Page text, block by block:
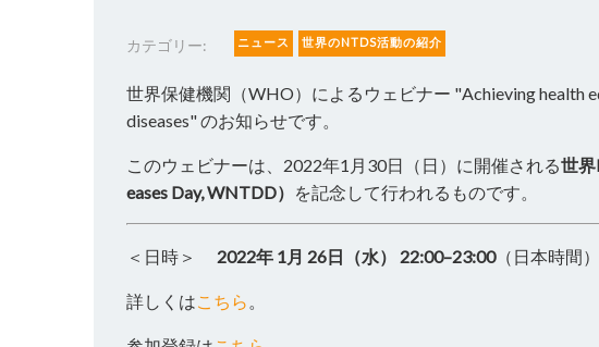
カテゴリー: ニュース 世界のNTDS活動の紹介
世界保健機関（WHO）によるウェビナー "Achieving health
diseases" のお知らせです。
このウェビナーは、2022年1月30日（日）に開催される世
eases Day, WNTDD） を記念して行われるものです。
＜日時＞ 2022年 1月 26日（水） 22:00–23:00（日本時間
詳しくは こちら